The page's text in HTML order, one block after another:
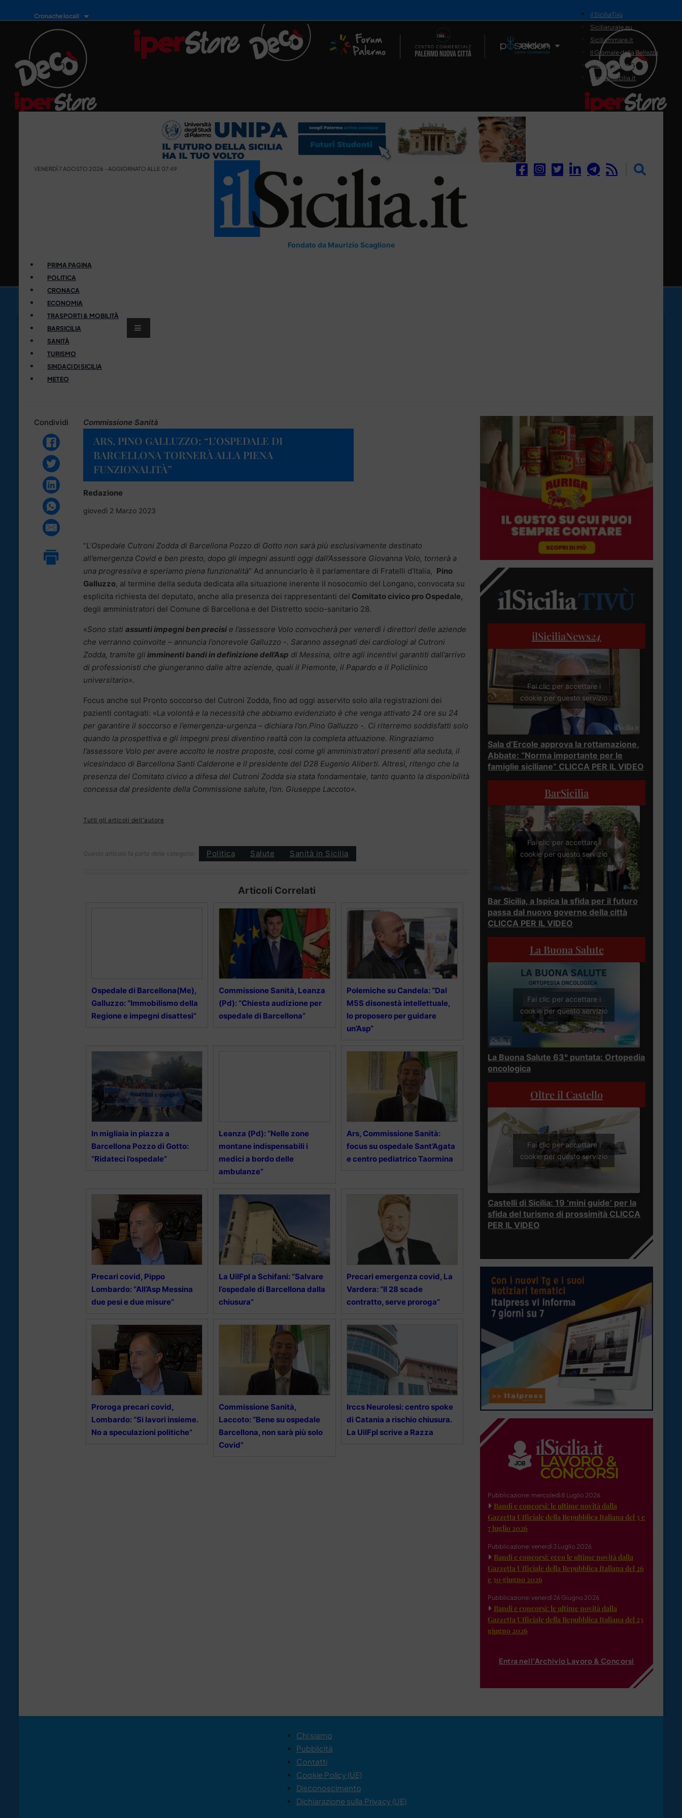
Cronache locali
Il Network
il SiciliaTivù
Siciliarurale.eu
Siciliammare.it
Il Giornale della Bellezza
Siciliamedica.it
Sanitainsicilia.it
VENERDÌ 7 AGOSTO 2026 - AGGIORNATO ALLE 07:49
Fondato da Maurizio Scaglione
PRIMA PAGINA
POLITICA
CRONACA
ECONOMIA
TRASPORTI & MOBILITÀ
BARSICILIA
SANITÀ
TURISMO
SINDACI DI SICILIA
METEO
Condividi Commissione Sanità
ARS, PINO GALLUZZO: “L’OSPEDALE DI
BARCELLONA TORNERÀ ALLA PIENA
FUNZIONALITÀ”
Redazione
giovedì 2 Marzo 2023
“L’Ospedale Cutroni Zodda di Barcellona Pozzo di Gotto non sarà più esclusivamente destinato
all’emergenza Covid e ben presto, dopo gli impegni assunti oggi dall’Assessore Giovanna Volo, tornerà a
una progressiva e speriamo piena funzionalità” Ad annunciarlo è il parlamentare di Fratelli d’Italia, Pino
Galluzzo, al termine della seduta dedicata alla situazione inerente il nosocomio del Longano, convocata su
esplicita richiesta del deputato, anche alla presenza dei rappresentanti del Comitato civico pro Ospedale,
degli amministratori del Comune di Barcellona e del Distretto socio-sanitario 28.
«Sono stati assunti impegni ben precisi e l’assessore Volo convocherà per venerdì i direttori delle aziende
che verranno coinvolte – annuncia l’onorevole Galluzzo -. Saranno assegnati dei cardiologi al Cutroni
Zodda, tramite gliimminenti bandi in definizione dell’Asp di Messina, oltre agli incentivi garantiti dall’arrivo
di professionisti che giungeranno dalle altre aziende, quali il Piemonte, il Papardo e il Policlinico
universitario».
Focus anche sul Pronto soccorso del Cutroni Zodda, fino ad oggi asservito solo alla registrazioni dei
pazienti contagiati: «La volontà e la necessità che abbiamo evidenziato è che venga attivato 24 ore su 24
per garantire il soccorso e l’emergenza-urgenza – dichiara l’on.Pino Galluzzo -. Ci riterremo soddisfatti solo
quando la prospettiva e gli impegni presi diventino realtà con la completa attuazione. Ringraziamo
l’assessore Volo per avere accolto le nostre proposte, così come gli amministratori presenti alla seduta, il
vicesindaco di Barcellona Santi Calderone e il presidente del D28 Eugenio Aliberti. Altresì, ritengo che la
presenza del Comitato civico a difesa del Cutroni Zodda sia stata fondamentale, tanto quanto la disponibilità
concessa dal presidente della Commissione salute, l’on. Giuseppe Laccoto».
Tutti gli articoli dell'autore
Questo articolo fa parte delle categorie: Politica Salute Sanità in Sicilia
Articoli Correlati
Ospedale di Barcellona(Me),
Galluzzo: “Immobilismo della
Regione e impegni disattesi”
Commissione Sanità, Leanza
(Pd): “Chiesta audizione per
ospedale di Barcellona”
Polemiche su Candela: “Dal
M5S disonestà intellettuale,
lo proposero per guidare
un’Asp”
In migliaia in piazza a
Barcellona Pozzo di Gotto:
“Ridateci l’ospedale”
Leanza (Pd): “Nelle zone
montane indispensabili i
medici a bordo delle
ambulanze”
Ars, Commissione Sanità:
focus su ospedale Sant’Agata
e centro pediatrico Taormina
Precari covid, Pippo
Lombardo: “All’Asp Messina
due pesi e due misure”
La UilFpl a Schifani: “Salvare
l’ospedale di Barcellona dalla
chiusura”
Precari emergenza covid, La
Vardera: “Il 28 scade
contratto, serve proroga”
Proroga precari covid,
Lombardo: “Si lavori insieme.
No a speculazioni politiche”
Commissione Sanità,
Laccoto: “Bene su ospedale
Barcellona, non sarà più solo
Covid”
Irccs Neurolesi: centro spoke
di Catania a rischio chiusura.
La UilFpl scrive a Razza
ilSiciliaNews24
Fai clic per accettare i
cookie per questo servizio
Sala d’Ercole approva la rottamazione,
Abbate: “Norma importante per le
famiglie siciliane” CLICCA PER IL VIDEO
BarSicilia
Fai clic per accettare i
cookie per questo servizio
Bar Sicilia, a Ispica la sfida per il futuro
passa dal nuovo governo della città
CLICCA PER IL VIDEO
La Buona Salute
Fai clic per accettare i
cookie per questo servizio
La Buona Salute 63° puntata: Ortopedia
oncologica
Oltre il Castello
Fai clic per accettare i
cookie per questo servizio
Castelli di Sicilia: 19 ‘mini guide’ per la
sfida del turismo di prossimità CLICCA
PER IL VIDEO
Pubblicazione: mercoledì 8 Luglio 2026
Bandi e concorsi: le ultime novità dalla
Gazzetta Ufficiale della Repubblica Italiana del 3 e
7 luglio 2026
Pubblicazione: venerdì 3 Luglio 2026
Bandi e concorsi: ecco le ultime novità dalla
Gazzetta Ufficiale della Repubblica Italiana del 26
e 30 giugno 2026
Pubblicazione: venerdì 26 Giugno 2026
Bandi e concorsi: le ultime novità dalla
Gazzetta Ufficiale della Repubblica Italiana del 23
giugno 2026
Entra nell'Archivio Lavoro & Concorsi
Chi siamo
Pubblicità
Contatti
Cookie Policy (UE)
Disconoscimento
Dichiarazione sulla Privacy (UE)